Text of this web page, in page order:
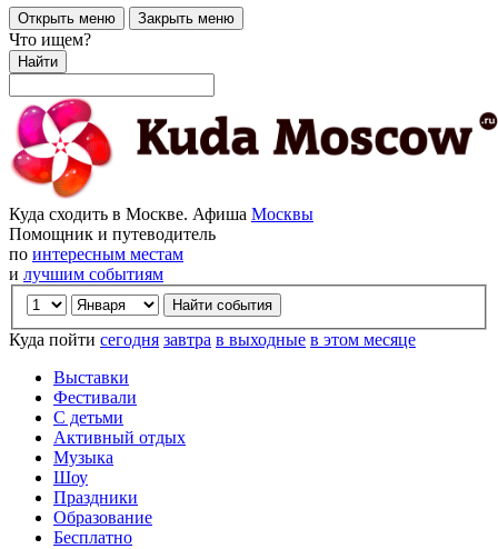
Открыть меню Закрыть меню
Что ищем?
Найти
Куда сходить в Москве. Афиша Москвы
Помощник и путеводитель
по интересным местам
и лучшим событиям
Куда пойти сегодня завтра в выходные в этом месяце
Выставки
Фестивали
С детьми
Активный отдых
Музыка
Шоу
Праздники
Образование
Бесплатно